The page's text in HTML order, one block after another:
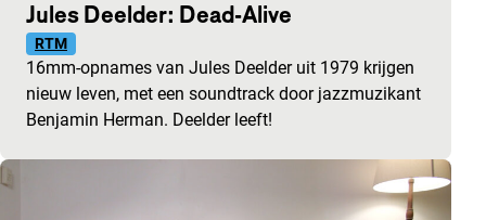
Jules Deelder: Dead-Alive
RTM
16mm-opnames van Jules Deelder uit 1979 krijgen
nieuw leven, met een soundtrack door jazzmuzikant
Benjamin Herman. Deelder leeft!